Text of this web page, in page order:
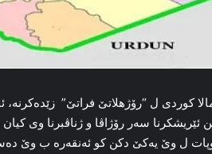
کوردی ل “رۆژهلاتێ فراتێ” زێده‌کرنە،
سه‌ر رۆژاڤا و ژناڤبرنا وی
ل وێ یه‌کێ دکن کو ئه‌نقه‌ره‌ ب وێ